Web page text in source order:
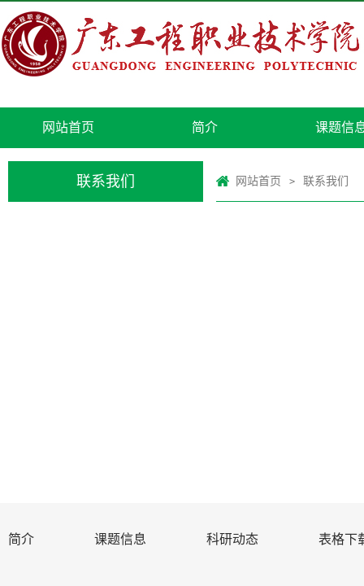
网站首页 简介 课题信
联系我们 网站首页 > 联系我们
简介 课题信息 科研动态 表格下